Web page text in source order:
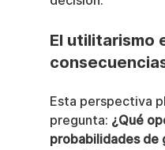
El utilitarismo
Esta perspectiva
pregunta: ¿Qué
probabilidades de